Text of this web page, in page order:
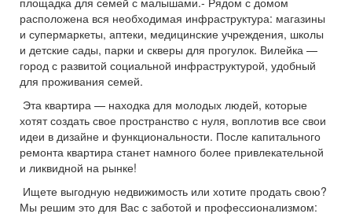
расположена вся необходимая инфраструктура: магазины
и супермаркеты, аптеки, медицинские учреждения, школы
и детские сады, парки и скверы для прогулок. Вилейка —
город с развитой социальной инфраструктурой, удобный
для проживания семей.
️ Эта квартира — находка для молодых людей, которые
хотят создать свое пространство с нуля, воплотив все свои
идеи в дизайне и функциональности. После капитального
ремонта квартира станет намного более привлекательной
и ликвидной на рынке!
️ Ищете выгодную недвижимость или хотите продать свою?
Мы решим это для Вас с заботой и профессионализмом: